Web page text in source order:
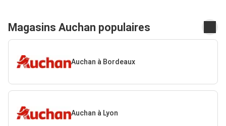
Magasins Auchan populaires
Auchan à Bordeaux
Auchan à Lyon